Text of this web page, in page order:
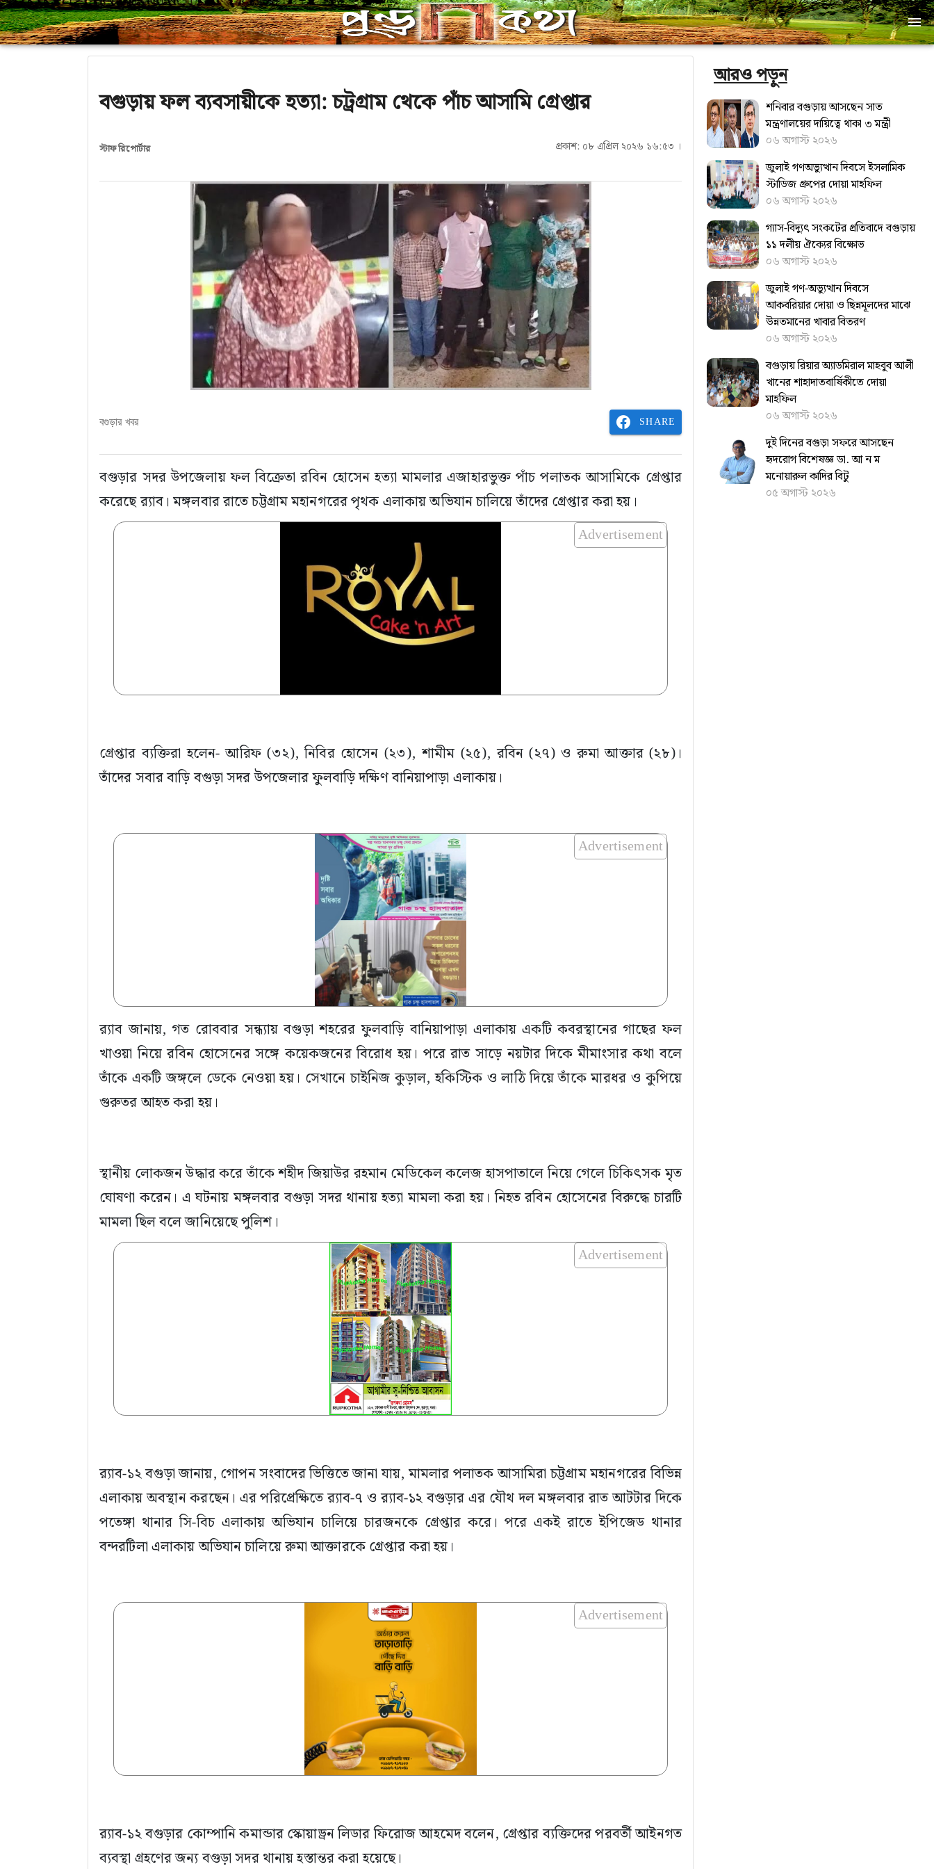
বগুড়ায় ফল ব্যবসায়ীকে হত্যা: চট্রগ্রাম থেকে পাঁচ আসামি গ্রেপ্তার
স্টাফ রিপোর্টার প্রকাশ: ০৮ এপ্রিল ২০২৬ ১৬:৫৩ ।
বগুড়ার খবর SHARE
বগুড়ার সদর উপজেলায় ফল বিক্রেতা রবিন হোসেন হত্যা মামলার এজাহারভুক্ত পাঁচ পলাতক আসামিকে গ্রেপ্তার
করেছে র‍্যাব। মঙ্গলবার রাতে চট্টগ্রাম মহানগরের পৃথক এলাকায় অভিযান চালিয়ে তাঁদের গ্রেপ্তার করা হয়।
Advertisement
গ্রেপ্তার ব্যক্তিরা হলেন- আরিফ (৩২), নিবির হোসেন (২৩), শামীম (২৫), রবিন (২৭) ও রুমা আক্তার (২৮)।
তাঁদের সবার বাড়ি বগুড়া সদর উপজেলার ফুলবাড়ি দক্ষিণ বানিয়াপাড়া এলাকায়।
Advertisement
র‍্যাব জানায়, গত রোববার সন্ধ্যায় বগুড়া শহরের ফুলবাড়ি বানিয়াপাড়া এলাকায় একটি কবরস্থানের গাছের ফল
খাওয়া নিয়ে রবিন হোসেনের সঙ্গে কয়েকজনের বিরোধ হয়। পরে রাত সাড়ে নয়টার দিকে মীমাংসার কথা বলে
তাঁকে একটি জঙ্গলে ডেকে নেওয়া হয়। সেখানে চাইনিজ কুড়াল, হকিস্টিক ও লাঠি দিয়ে তাঁকে মারধর ও কুপিয়ে
গুরুতর আহত করা হয়।
স্থানীয় লোকজন উদ্ধার করে তাঁকে শহীদ জিয়াউর রহমান মেডিকেল কলেজ হাসপাতালে নিয়ে গেলে চিকিৎসক মৃত
ঘোষণা করেন। এ ঘটনায় মঙ্গলবার বগুড়া সদর থানায় হত্যা মামলা করা হয়। নিহত রবিন হোসেনের বিরুদ্ধে চারটি
মামলা ছিল বলে জানিয়েছে পুলিশ।
Advertisement
র‍্যাব-১২ বগুড়া জানায়, গোপন সংবাদের ভিত্তিতে জানা যায়, মামলার পলাতক আসামিরা চট্টগ্রাম মহানগরের বিভিন্ন
এলাকায় অবস্থান করছেন। এর পরিপ্রেক্ষিতে র‍্যাব-৭ ও র‍্যাব-১২ বগুড়ার এর যৌথ দল মঙ্গলবার রাত আটটার দিকে
পতেঙ্গা থানার সি-বিচ এলাকায় অভিযান চালিয়ে চারজনকে গ্রেপ্তার করে। পরে একই রাতে ইপিজেড থানার
বন্দরটিলা এলাকায় অভিযান চালিয়ে রুমা আক্তারকে গ্রেপ্তার করা হয়।
Advertisement
র‍্যাব-১২ বগুড়ার কোম্পানি কমান্ডার স্কোয়াড্রন লিডার ফিরোজ আহমেদ বলেন, গ্রেপ্তার ব্যক্তিদের পরবর্তী আইনগত
ব্যবস্থা গ্রহণের জন্য বগুড়া সদর থানায় হস্তান্তর করা হয়েছে।
আরও পড়ুন
শনিবার বগুড়ায় আসছেন সাত
মন্ত্রণালয়ের দায়িত্বে থাকা ৩ মন্ত্রী
০৬ অগাস্ট ২০২৬
জুলাই গণঅভ্যুত্থান দিবসে ইসলামিক
স্টাডিজ গ্রুপের দোয়া মাহফিল
০৬ অগাস্ট ২০২৬
গ্যাস-বিদ্যুৎ সংকটের প্রতিবাদে বগুড়ায়
১১ দলীয় ঐক্যের বিক্ষোভ
০৬ অগাস্ট ২০২৬
জুলাই গণ-অভ্যুত্থান দিবসে
আকবরিয়ার দোয়া ও ছিন্নমূলদের মাঝে
উন্নতমানের খাবার বিতরণ
০৬ অগাস্ট ২০২৬
বগুড়ায় রিয়ার অ্যাডমিরাল মাহবুব আলী
খানের শাহাদাতবার্ষিকীতে দোয়া
মাহফিল
০৬ অগাস্ট ২০২৬
দুই দিনের বগুড়া সফরে আসছেন
হৃদরোগ বিশেষজ্ঞ ডা. আ ন ম
মনোয়ারুল কাদির বিটু
০৫ অগাস্ট ২০২৬